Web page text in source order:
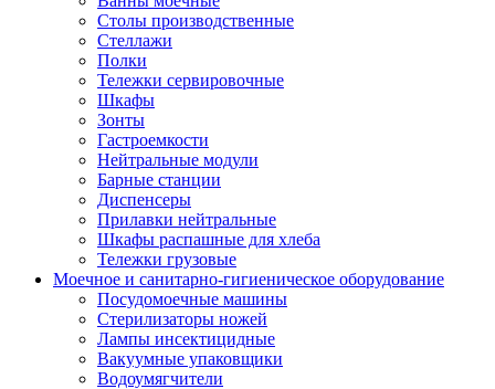
Столы производственные
Стеллажи
Полки
Тележки сервировочные
Шкафы
Зонты
Гастроемкости
Нейтральные модули
Барные станции
Диспенсеры
Прилавки нейтральные
Шкафы распашные для хлеба
Тележки грузовые
Моечное и санитарно-гигиеническое оборудование
Посудомоечные машины
Стерилизаторы ножей
Лампы инсектицидные
Вакуумные упаковщики
Водоумягчители